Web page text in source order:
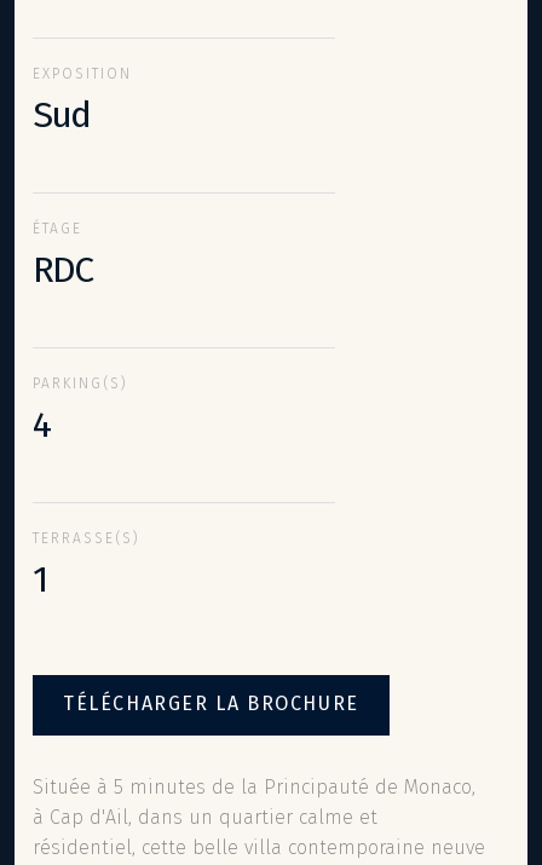
EXPOSITION
Sud
ÉTAGE
RDC
PARKING(S)
4
TERRASSE(S)
1
TÉLÉCHARGER LA BROCHURE
Située à 5 minutes de la Principauté de Monaco,
à Cap d'Ail, dans un quartier calme et
résidentiel, cette belle villa contemporaine neuve